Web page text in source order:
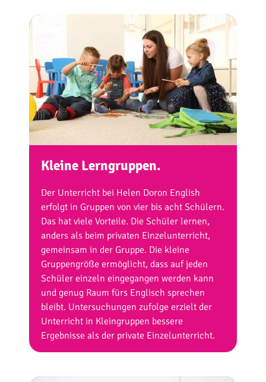
Kleine Lerngruppen.
Der Unterricht bei Helen Doron English
erfolgt in Gruppen von vier bis acht Schülern.
Das hat viele Vorteile. Die Schüler lernen,
anders als beim privaten Einzelunterricht,
gemeinsam in der Gruppe. Die kleine
Gruppengröße ermöglicht, dass auf jeden
Schüler einzeln eingegangen werden kann
und genug Raum fürs Englisch sprechen
bleibt. Untersuchungen zufolge erzielt der
Unterricht in Kleingruppen bessere
Ergebnisse als der private Einzelunterricht.